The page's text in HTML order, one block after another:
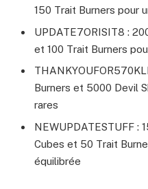
150 Trait Burners pour
UPDATE7ORISIT8 :
et 100 Trait Burners
Burners et 5000 Devil
rares
NEWUPDATESTUFF :
Cubes et 50 Trait
équilibrée